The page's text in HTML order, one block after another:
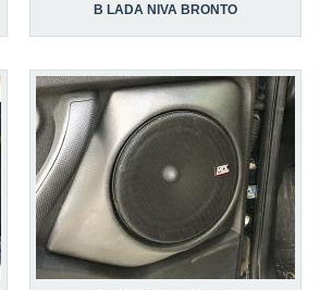
В LADA NIVA BRONTO